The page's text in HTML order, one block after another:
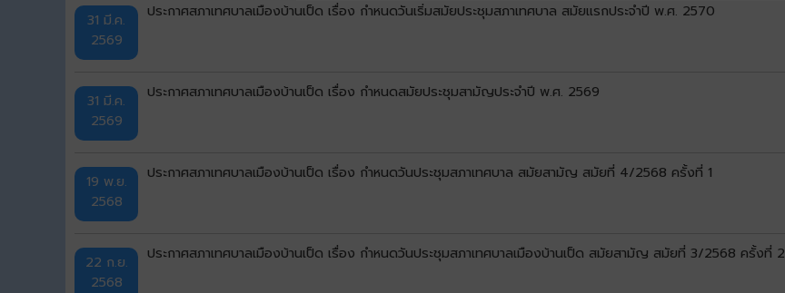
31 มี.ค.
2569
ประกาศสภาเทศบาลเมืองบ้านเป็ด เรื่อง กำหนดวันเริ่มสมัยประชุมสภาเทศบาล สมัยแรกประจำปี พ.ศ. 2570
31 มี.ค.
2569
ประกาศสภาเทศบาลเมืองบ้านเป็ด เรื่อง กำหนดสมัยประชุมสามัญประจำปี พ.ศ. 2569
19 พ.ย.
2568
ประกาศสภาเทศบาลเมืองบ้านเป็ด เรื่อง กำหนดวันประชุมสภาเทศบาล สมัยสามัญ สมัยที่ 4/2568 ครั้งที่ 1
22 ก.ย.
2568
ประกาศสภาเทศบาลเมืองบ้านเป็ด เรื่อง กำหนดวันประชุมสภาเทศบาลเมืองบ้านเป็ด สมัยสามัญ สมัยที่ 3/2568 ครั้งที่ 2